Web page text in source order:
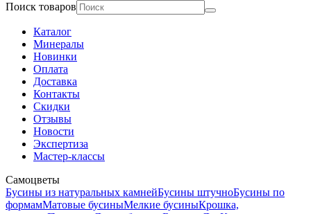
Поиск товаров
Каталог
Минералы
Новинки
Оплата
Доставка
Контакты
Скидки
Отзывы
Новости
Экспертиза
Мастер-классы
Самоцветы
Бусины из натуральных камнейБусины штучноБусины по
формамМатовые бусиныМелкие бусиныКрошка,